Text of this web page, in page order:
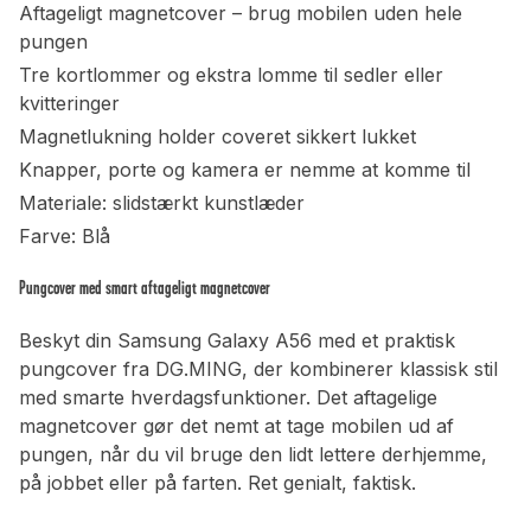
Aftageligt magnetcover – brug mobilen uden hele
pungen
Tre kortlommer og ekstra lomme til sedler eller
kvitteringer
Magnetlukning holder coveret sikkert lukket
Knapper, porte og kamera er nemme at komme til
Materiale: slidstærkt kunstlæder
Farve: Blå
Pungcover med smart aftageligt magnetcover
Beskyt din Samsung Galaxy A56 med et praktisk
pungcover fra DG.MING, der kombinerer klassisk stil
med smarte hverdagsfunktioner. Det aftagelige
magnetcover gør det nemt at tage mobilen ud af
pungen, når du vil bruge den lidt lettere derhjemme,
på jobbet eller på farten. Ret genialt, faktisk.